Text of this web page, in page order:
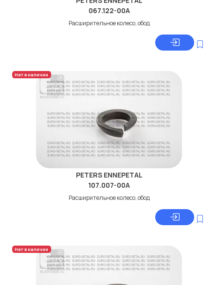
067.122-00A
Расширительное колесо, обод
Нет в наличии
PETERS ENNEPETAL
107.007-00A
Расширительное колесо, обод
Нет в наличии